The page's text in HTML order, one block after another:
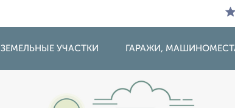
ЗЕМЕЛЬНЫЕ УЧАСТКИ ГАРАЖИ,